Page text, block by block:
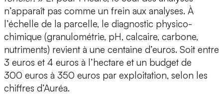
n’apparaît pas comme un frein aux analyses. À
l’échelle de la parcelle, le diagnostic physico-
chimique (granulométrie, pH, calcaire, carbone,
nutriments) revient à une centaine d’euros. Soit entre
3 euros et 4 euros à l’hectare et un budget de
300 euros à 350 euros par exploitation, selon les
chiffres d’Auréa.